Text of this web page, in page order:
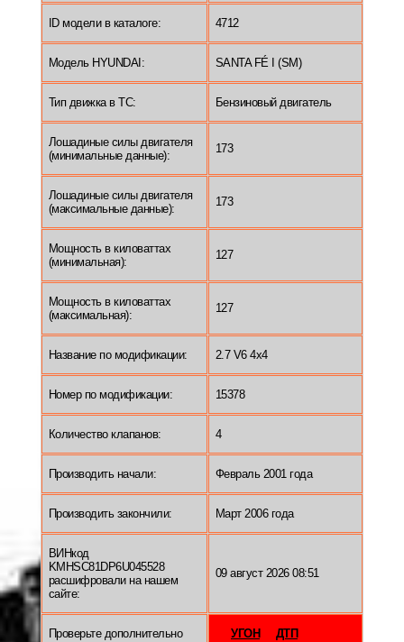
ID модели в каталоге: 4712
Модель HYUNDAI: SANTA FÉ I (SM)
Тип движка в ТС: Бензиновый двигатель
Лошадиные силы двигателя
(минимальные данные):
173
Лошадиные силы двигателя
(максимальные данные):
173
Мощность в киловаттах
(минимальная):
127
Мощность в киловаттах
(максимальная):
127
Название по модификации: 2.7 V6 4x4
Номер по модификации: 15378
Количество клапанов: 4
Производить начали: Февраль 2001 года
Производить закончили: Март 2006 года
ВИНкод
KMHSC81DP6U045528
расшифровали на нашем
сайте:
09 август 2026 08:51
Проверьте дополнительно
УГОН
ДТП